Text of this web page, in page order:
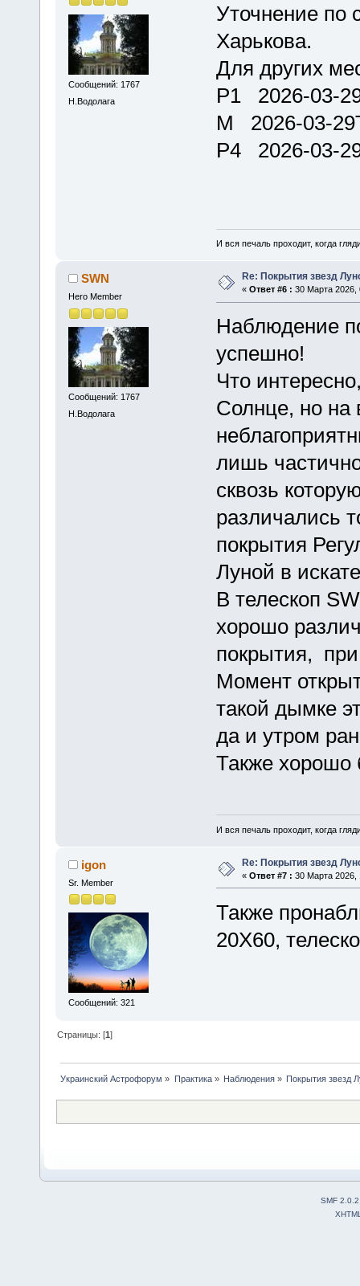
Сообщений: 1767
Н.Водолага
Уточнение по
Харькова.
Для других
P1 2026-03-
M 2026-03-
P4 2026-03-
И вся печаль проходит, когда
SWN
Hero Member
Сообщений: 1767
Н.Водолага
Re: Покрытия звезд
« Ответ #6 : 30 Марта 2026,
Наблюдение
успешно!
Что
Солнце, но на
лишь
сквозь
различались
покрытия
Луной в
В телескоп
хорошо
покрытия,
Момент
такой дымке
да и утром
Также хорошо
И вся печаль проходит, когда
igon
Sr. Member
Сообщений: 321
Re: Покрытия звезд
« Ответ #7 : 30 Марта 2026,
Также
20Х60,
Страницы: [1]
Украинский Астрофорум » Практика» Наблюдения» Покрытия звезд
SMF 2.0.2